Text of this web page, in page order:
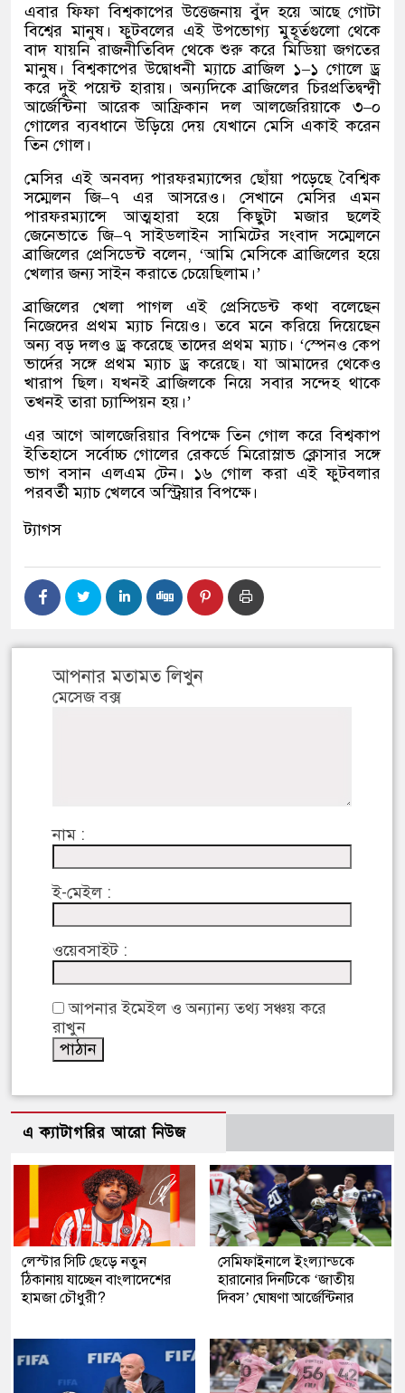
এবার ফিফা বিশ্বকাপের উত্তেজনায় বুঁদ হয়ে আছে গোটা
বিশ্বের মানুষ। ফুটবলের এই উপভোগ্য মুহূর্তগুলো থেকে
বাদ যায়নি রাজনীতিবিদ থেকে শুরু করে মিডিয়া জগতের
মানুষ। বিশ্বকাপের উদ্বোধনী ম্যাচে ব্রাজিল ১–১ গোলে ড্র
করে দুই পয়েন্ট হারায়। অন্যদিকে ব্রাজিলের চিরপ্রতিদ্বন্দ্বী
আর্জেন্টিনা আরেক আফ্রিকান দল আলজেরিয়াকে ৩–০
গোলের ব্যবধানে উড়িয়ে দেয় যেখানে মেসি একাই করেন
তিন গোল।
মেসির এই অনবদ্য পারফরম্যান্সের ছোঁয়া পড়েছে বৈশ্বিক
সম্মেলন জি–৭ এর আসরেও। সেখানে মেসির এমন
পারফরম্যান্সে আত্মহারা হয়ে কিছুটা মজার ছলেই
জেনেভাতে জি–৭ সাইডলাইন সামিটের সংবাদ সম্মেলনে
ব্রাজিলের প্রেসিডেন্ট বলেন, ‘আমি মেসিকে ব্রাজিলের হয়ে
খেলার জন্য সাইন করাতে চেয়েছিলাম।’
ব্রাজিলের খেলা পাগল এই প্রেসিডেন্ট কথা বলেছেন
নিজেদের প্রথম ম্যাচ নিয়েও। তবে মনে করিয়ে দিয়েছেন
অন্য বড় দলও ড্র করেছে তাদের প্রথম ম্যাচ। ‘স্পেনও কেপ
ভার্দের সঙ্গে প্রথম ম্যাচ ড্র করেছে। যা আমাদের থেকেও
খারাপ ছিল। যখনই ব্রাজিলকে নিয়ে সবার সন্দেহ থাকে
তখনই তারা চ্যাম্পিয়ন হয়।’
এর আগে আলজেরিয়ার বিপক্ষে তিন গোল করে বিশ্বকাপ
ইতিহাসে সর্বোচ্চ গোলের রেকর্ডে মিরোস্লাভ ক্লোসার সঙ্গে
ভাগ বসান এলএম টেন। ১৬ গোল করা এই ফুটবলার
পরবর্তী ম্যাচ খেলবে অস্ট্রিয়ার বিপক্ষে।
ট্যাগস
আপনার মতামত লিখুন
মেসেজ বক্স
নাম :
ই-মেইল :
ওয়েবসাইট :
আপনার ইমেইল ও অন্যান্য তথ্য সঞ্চয় করে
রাখুন
এ ক্যাটাগরির আরো নিউজ
লেস্টার সিটি ছেড়ে নতুন
ঠিকানায় যাচ্ছেন বাংলাদেশের
হামজা চৌধুরী?
সেমিফাইনালে ইংল্যান্ডকে
হারানোর দিনটিকে ‘জাতীয়
দিবস’ ঘোষণা আর্জেন্টিনার